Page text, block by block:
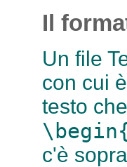
Il
Un file
con cui
testo
c'è